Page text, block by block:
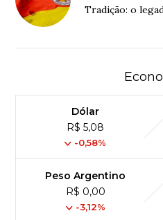
Tradição: o
Dólar
R$ 5,08
-0,58%
Peso Argentino
R$ 0,00
-3,12%